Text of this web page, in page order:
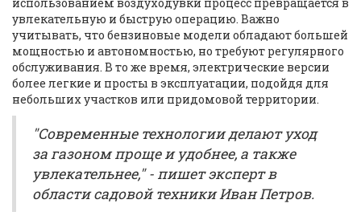
увлекательную и быструю операцию. Важно
учитывать, что бензиновые модели обладают большей
мощностью и автономностью, но требуют регулярного
обслуживания. В то же время, электрические версии
более легкие и просты в эксплуатации, подойдя для
небольших участков или придомовой территории.
"Современные технологии делают уход
за газоном проще и удобнее, а также
увлекательнее," - пишет эксперт в
области садовой техники Иван Петров.